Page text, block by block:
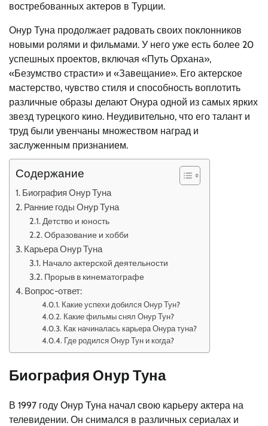
востребованных актеров в Турции.
Онур Туна продолжает радовать своих поклонников
новыми ролями и фильмами. У него уже есть более 20
успешных проектов, включая «Путь Орхана»,
«Безумство страсти» и «Завещание». Его актерское
мастерство, чувство стиля и способность воплотить
различные образы делают Онура одной из самых ярких
звезд турецкого кино. Неудивительно, что его талант и
труд были увенчаны множеством наград и
заслуженным признанием.
Содержание
Биография Онур Туна
Ранние годы Онур Туна
Детство и юность
Образование и хобби
Карьера Онур Туна
Начало актерской деятельности
Прорыв в кинематографе
Вопрос-ответ:
Какие успехи добился Онур Тун?
Какие фильмы снял Онур Тун?
Как начиналась карьера Онура туна?
Где родился Онур Тун и когда?
Биография Онур Туна
В 1997 году Онур Туна начал свою карьеру актера на
телевидении. Он снимался в различных сериалах и